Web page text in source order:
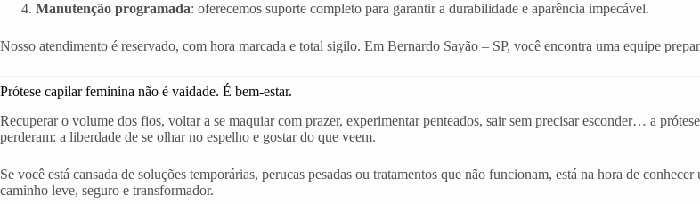
Manutenção programada: oferecemos suporte completo para garantir a durabilidade e aparência impecável.
Nosso atendimento é reservado, com hora marcada e total sigilo. Em Bernardo Sayão – SP, você encontra uma equipe
Prótese capilar feminina não é vaidade. É bem-estar.
Recuperar o volume dos fios, voltar a se maquiar com prazer, experimentar penteados, sair sem precisar esconder… a
perderam: a liberdade de se olhar no espelho e gostar do que veem.
Se você está cansada de soluções temporárias, perucas pesadas ou tratamentos que não funcionam, está na hora de
caminho leve, seguro e transformador.